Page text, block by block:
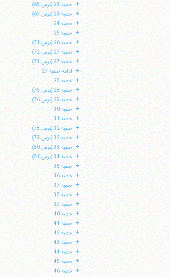
+ خطبه 23 (درس 68)
+ خطبه 23 (درس 69)
+ خطبه 24
+ خطبه 25
+ خطبه 26 (درس 71)
+ خطبه 27 (درس 72)
+ خطبه 27 (درس 73)
+ ادامه خطبه 27
+ خطبه 28
+ خطبه 28 (درس 75)
+ خطبه 29 (درس 76)
+ خطبه 30
+ خطبه 31
+ خطبه 32 (درس 78)
+ خطبه 32 (درس 79)
+ خطبه 33 (درس 80)
+ خطبه 34 (درس 81)
+ خطبه 35
+ خطبه 36
+ خطبه 37
+ خطبه 38
+ خطبه 39
+ خطبه 40
+ خطبه 41
+ خطبه 42
+ خطبه 43
+ خطبه 44
+ خطبه 45
+ خطبه 46